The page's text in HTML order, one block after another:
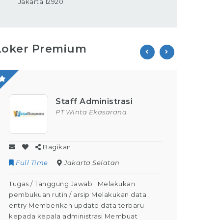
Premium
Staff Administrasi
PT Winta Ekasarana
Bagikan
Full Time
Jakarta Selatan
Tugas / Tanggung Jawab : Melakukan
pembukuan rutin / arsip Melakukan data
entry Memberikan update data terbaru
kepada kepala administrasi Membuat